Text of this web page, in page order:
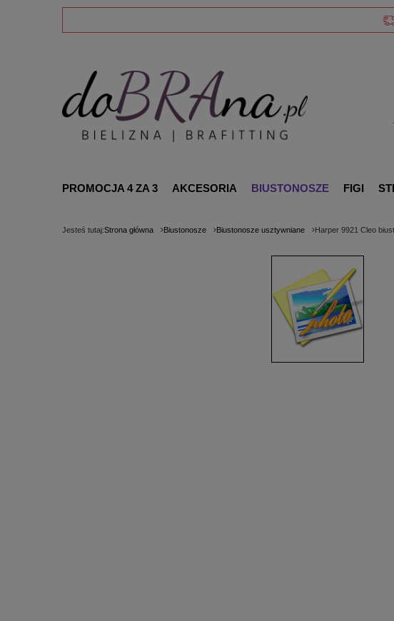
PROMOCJA 4 ZA 3 AKCESORIA BIUSTONOSZE FIGI
Jesteś tutaj:Strona główna Biustonosze Biustonosze usztywniane Harper 9921 Cleo